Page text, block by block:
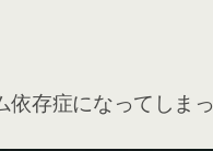
依存症になってしま